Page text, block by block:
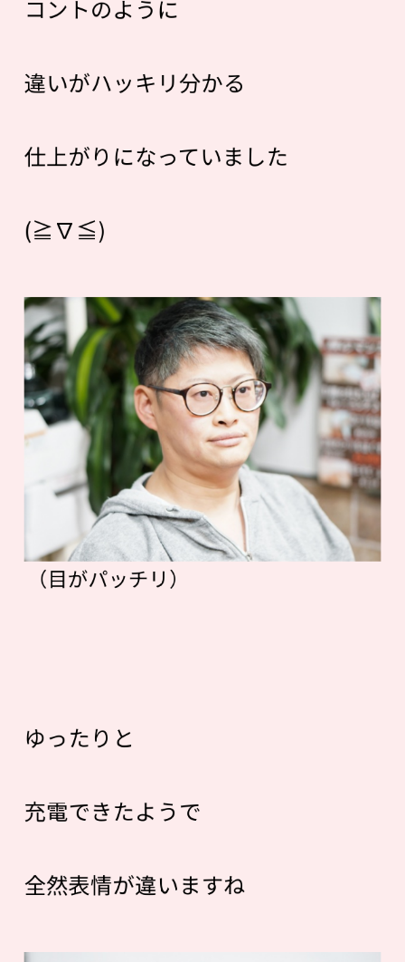
コントのように
違いがハッキリ分かる
仕上がりになっていました
(≧∇≦)
（目がパッチリ）
ゆったりと
充電できたようで
全然表情が違いますね